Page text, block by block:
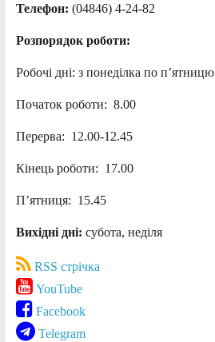
Телефон: (04846) 4-24-82
Розпорядок роботи:
Робочі дні: з понеділка по п’ятницю
Початок роботи: 8.00
Перерва: 12.00-12.45
Кінець роботи: 17.00
П’ятниця: 15.45
Вихідні дні: субота, неділя
RSS стрічка
YouTube
Facebook
Telegram